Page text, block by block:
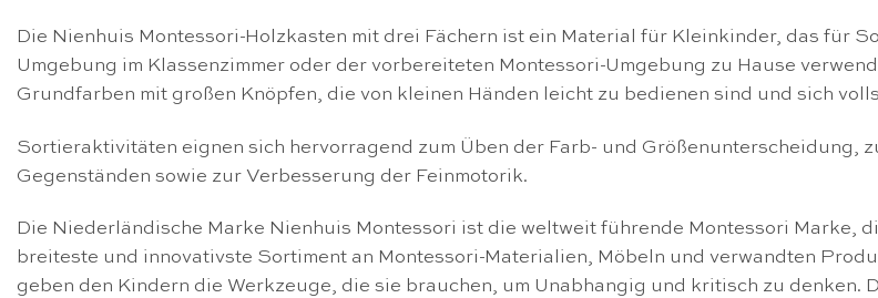
Die Nienhuis Montessori-Holzkasten mit drei Fächern ist ein Material für Kleinkinder, das für
Umgebung im Klassenzimmer oder der vorbereiteten Montessori-Umgebung zu Hause
Grundfarben mit großen Knöpfen, die von kleinen Händen leicht zu bedienen sind und sich
Sortieraktivitäten eignen sich hervorragend zum Üben der Farb- und Größenunterscheidung,
Gegenständen sowie zur Verbesserung der Feinmotorik.
Die Niederländische Marke Nienhuis Montessori ist die weltweit führende Montessori Marke,
breiteste und innovativste Sortiment an Montessori-Materialien, Möbeln und verwandten
geben den Kindern die Werkzeuge, die sie brauchen, um Unabhangig und kritisch zu denken.